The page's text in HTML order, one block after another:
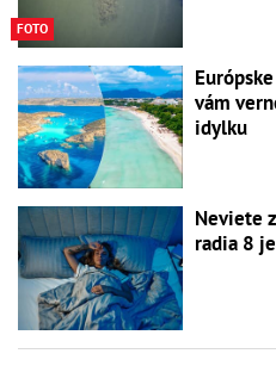
FOTO
vám
idylku
Neviete
radia 8